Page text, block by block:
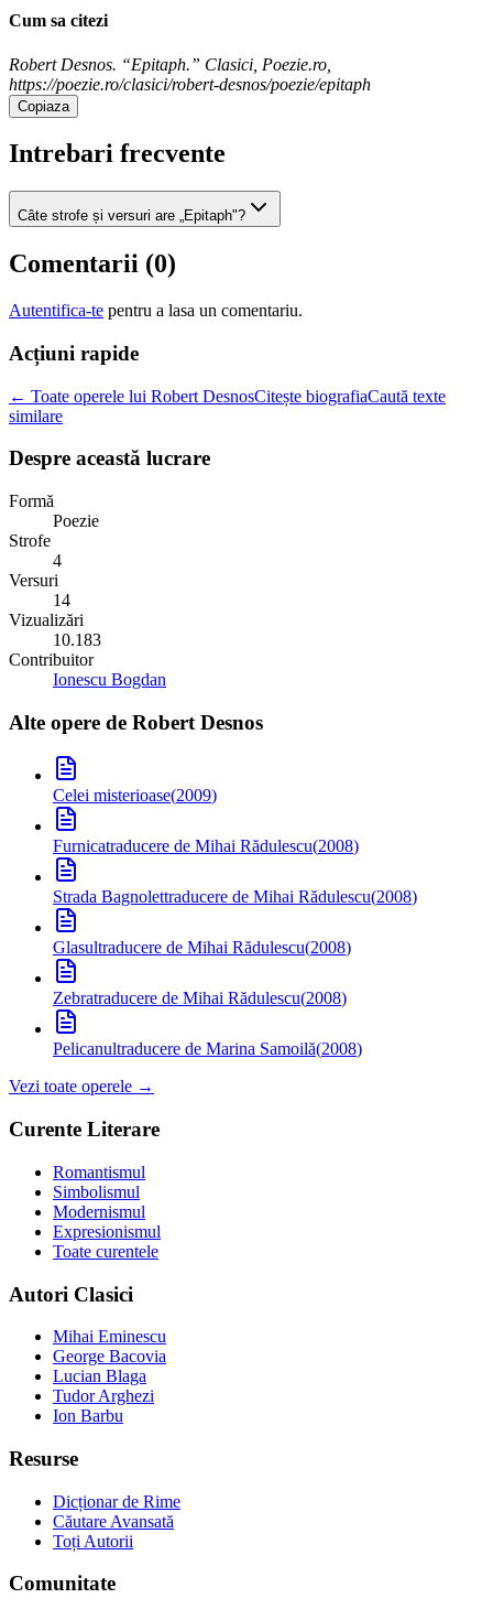
Cum sa citezi
Robert Desnos. “Epitaph.” Clasici, Poezie.ro,
https://poezie.ro/clasici/robert-desnos/poezie/epitaph
Copiaza
Intrebari frecvente
Câte strofe și versuri are „Epitaph"?
Comentarii (0)
Autentifica-te pentru a lasa un comentariu.
Acțiuni rapide
← Toate operele lui Robert DesnosCitește biografiaCaută texte
similare
Despre această lucrare
Formă
Poezie
Strofe
4
Versuri
14
Vizualizări
10.183
Contribuitor
Ionescu Bogdan
Alte opere de Robert Desnos
Celei misterioase(2009)
Furnicatraducere de Mihai Rădulescu(2008)
Strada Bagnolettraducere de Mihai Rădulescu(2008)
Glasultraducere de Mihai Rădulescu(2008)
Zebratraducere de Mihai Rădulescu(2008)
Pelicanultraducere de Marina Samoilă(2008)
Vezi toate operele →
Curente Literare
Romantismul
Simbolismul
Modernismul
Expresionismul
Toate curentele
Autori Clasici
Mihai Eminescu
George Bacovia
Lucian Blaga
Tudor Arghezi
Ion Barbu
Resurse
Dicționar de Rime
Căutare Avansată
Toți Autorii
Comunitate